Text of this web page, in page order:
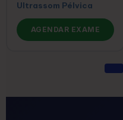
Ultrassom Pélvica
AGENDAR EXAME